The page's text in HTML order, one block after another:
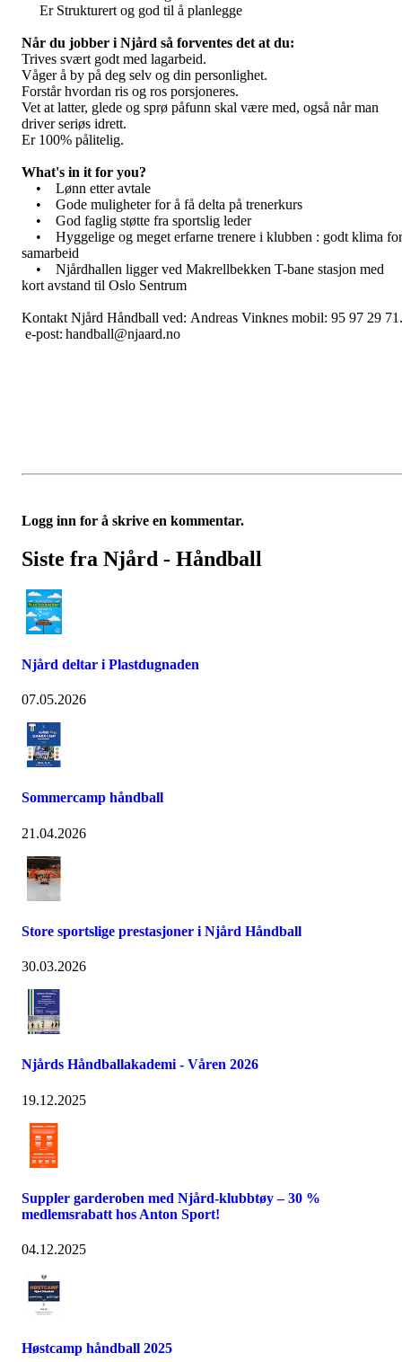
Er Strukturert og god til å planlegge
Når du jobber i Njård så forventes det at du:
Trives svært godt med lagarbeid.
Våger å by på deg selv og din personlighet.
Forstår hvordan ris og ros porsjoneres.
Vet at latter, glede og sprø påfunn skal være med, også når man
driver seriøs idrett.
Er 100% pålitelig.
What's in it for you?
• Lønn etter avtale
• Gode muligheter for å få delta på trenerkurs
• God faglig støtte fra sportslig leder
• Hyggelige og meget erfarne trenere i klubben : godt klima for
samarbeid
• Njårdhallen ligger ved Makrellbekken T-bane stasjon med
kort avstand til Oslo Sentrum
Kontakt Njård Håndball ved: Andreas Vinknes mobil: 95 97 29 71.
e-post: handball@njaard.no
Logg inn for å skrive en kommentar.
Siste fra Njård - Håndball
Njård deltar i Plastdugnaden
07.05.2026
Sommercamp håndball
21.04.2026
Store sportslige prestasjoner i Njård Håndball
30.03.2026
Njårds Håndballakademi - Våren 2026
19.12.2025
Suppler garderoben med Njård-klubbtøy – 30 %
medlemsrabatt hos Anton Sport!
04.12.2025
Høstcamp håndball 2025